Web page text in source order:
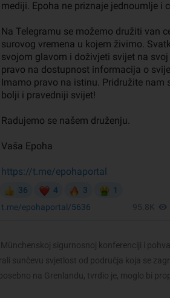
sigurnosnoj konferenciji i
sunčevu svjetlost od područja koja se
na Grenlandu, tvrdio je, moglo bi